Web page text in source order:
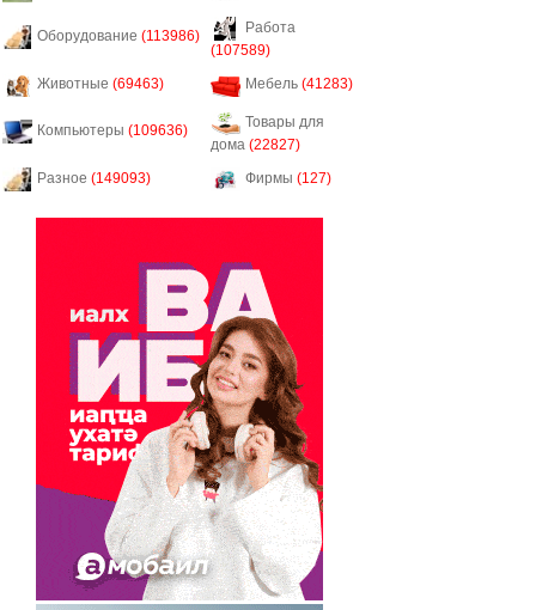
Оборудование (113986)
Работа
(107589)
Животные (69463) Мебель (41283)
Компьютеры (109636)
Товары для
дома (22827)
Разное (149093) Фирмы (127)